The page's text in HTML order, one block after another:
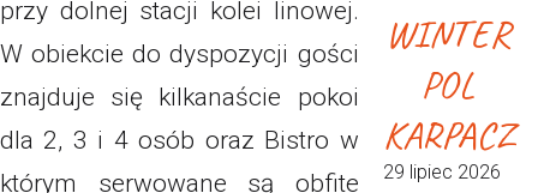
przy dolnej stacji kolei linowej.
W obiekcie do dyspozycji gości
znajduje się kilkanaście pokoi
dla 2, 3 i 4 osób oraz Bistro w
którym serwowane są obfite
WINTER
POL
KARPACZ
29 lipiec 2026